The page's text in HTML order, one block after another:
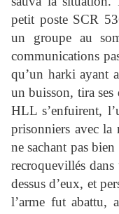
petit poste SCR
un groupe au
communications
qu’un harki ayant
un buisson, tira ses
HLL s’enfuirent,
prisonniers avec la
ne sachant pas bien
recroquevillés
dessus d’eux, et
l’arme fut abattu,